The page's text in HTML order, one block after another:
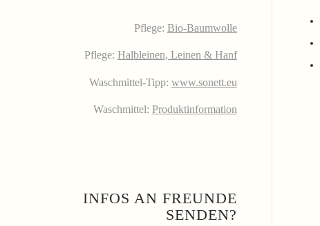
Pflege: Bio-Baumwolle
Pflege: Halbleinen, Leinen & Hanf
Waschmittel-Tipp: www.sonett.eu
Waschmittel: Produktinformation
INFOS AN FREUNDE
SENDEN?